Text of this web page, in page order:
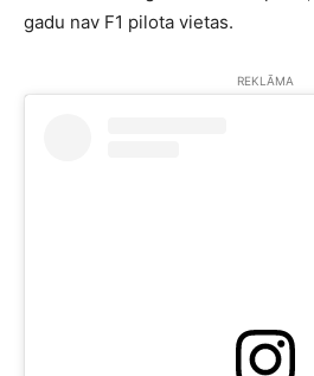
gadu nav F1 pilota vietas.
REKLĀMA